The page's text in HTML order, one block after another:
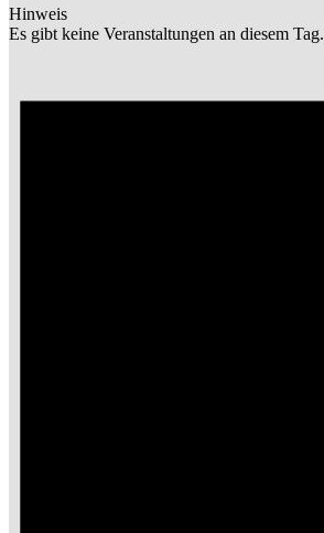
Hinweis
Es gibt keine Veranstaltungen an diesem Tag.